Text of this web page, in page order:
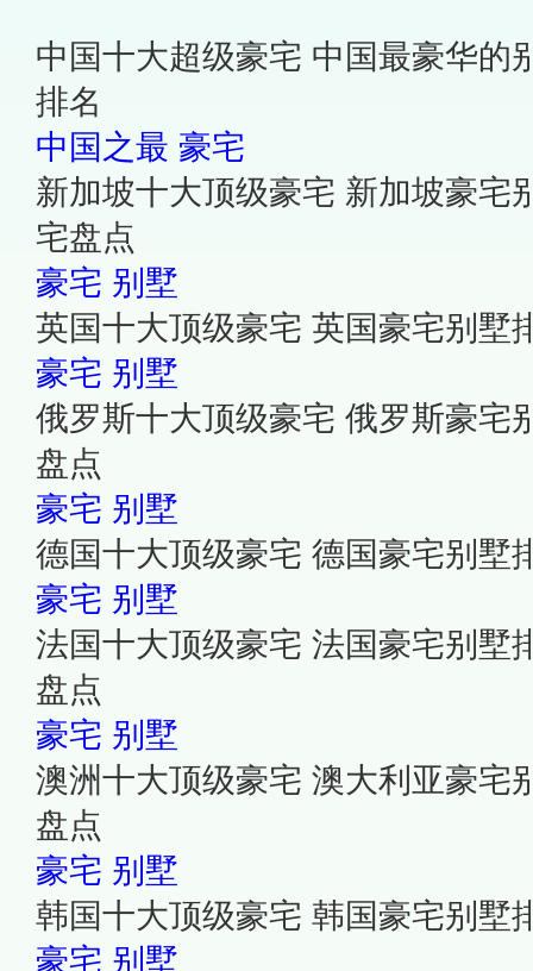
中国十大超级豪宅 中国最豪华的
排名
中国之最 豪宅
新加坡十大顶级豪宅 新加坡豪宅
宅盘点
豪宅 别墅
英国十大顶级豪宅 英国豪宅别墅
豪宅 别墅
俄罗斯十大顶级豪宅 俄罗斯豪宅
盘点
豪宅 别墅
德国十大顶级豪宅 德国豪宅别墅
豪宅 别墅
法国十大顶级豪宅 法国豪宅别墅
盘点
豪宅 别墅
澳洲十大顶级豪宅 澳大利亚豪宅
盘点
豪宅 别墅
韩国十大顶级豪宅 韩国豪宅别墅
豪宅 别墅